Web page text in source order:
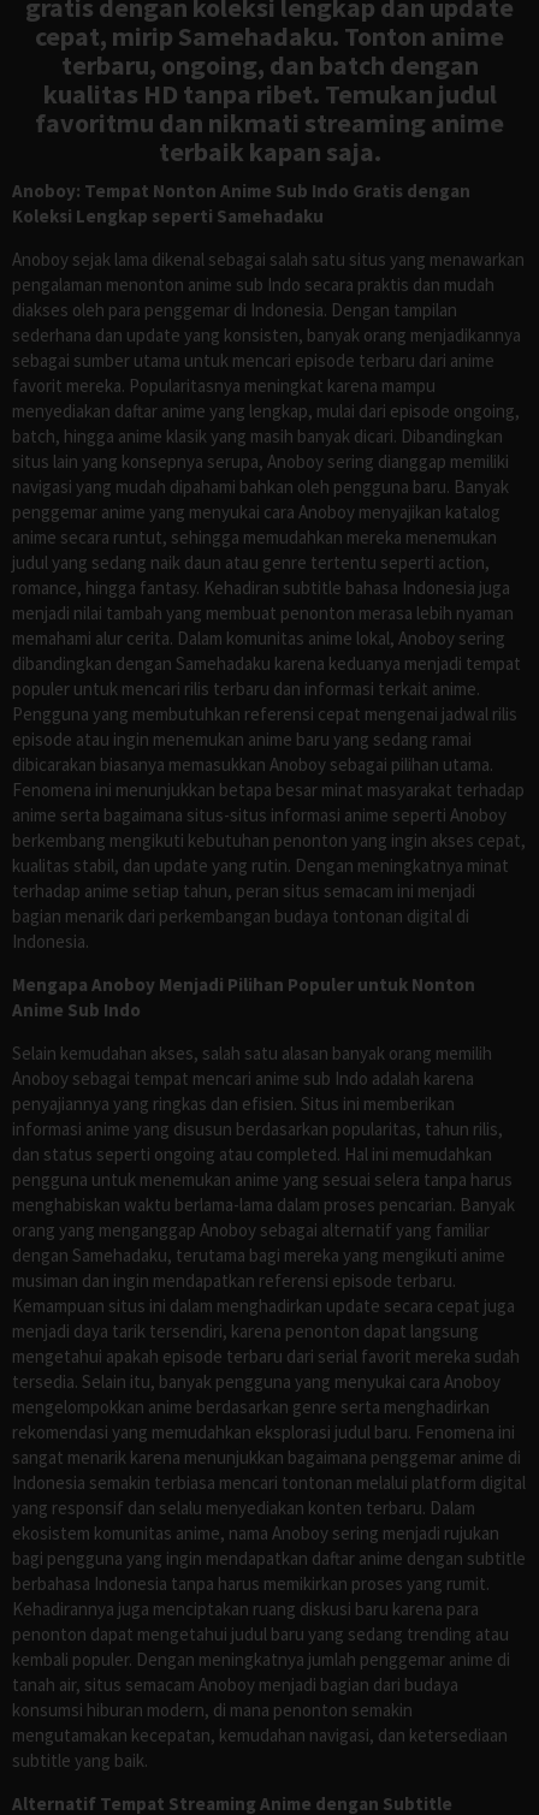
gratis dengan koleksi lengkap dan update
cepat, mirip Samehadaku. Tonton anime
terbaru, ongoing, dan batch dengan
kualitas HD tanpa ribet. Temukan judul
favoritmu dan nikmati streaming anime
terbaik kapan saja.
Anoboy: Tempat Nonton Anime Sub Indo Gratis dengan
Koleksi Lengkap seperti Samehadaku
Anoboy sejak lama dikenal sebagai salah satu situs yang menawarkan
pengalaman menonton anime sub Indo secara praktis dan mudah
diakses oleh para penggemar di Indonesia. Dengan tampilan
sederhana dan update yang konsisten, banyak orang menjadikannya
sebagai sumber utama untuk mencari episode terbaru dari anime
favorit mereka. Popularitasnya meningkat karena mampu
menyediakan daftar anime yang lengkap, mulai dari episode ongoing,
batch, hingga anime klasik yang masih banyak dicari. Dibandingkan
situs lain yang konsepnya serupa, Anoboy sering dianggap memiliki
navigasi yang mudah dipahami bahkan oleh pengguna baru. Banyak
penggemar anime yang menyukai cara Anoboy menyajikan katalog
anime secara runtut, sehingga memudahkan mereka menemukan
judul yang sedang naik daun atau genre tertentu seperti action,
romance, hingga fantasy. Kehadiran subtitle bahasa Indonesia juga
menjadi nilai tambah yang membuat penonton merasa lebih nyaman
memahami alur cerita. Dalam komunitas anime lokal, Anoboy sering
dibandingkan dengan Samehadaku karena keduanya menjadi tempat
populer untuk mencari rilis terbaru dan informasi terkait anime.
Pengguna yang membutuhkan referensi cepat mengenai jadwal rilis
episode atau ingin menemukan anime baru yang sedang ramai
dibicarakan biasanya memasukkan Anoboy sebagai pilihan utama.
Fenomena ini menunjukkan betapa besar minat masyarakat terhadap
anime serta bagaimana situs-situs informasi anime seperti Anoboy
berkembang mengikuti kebutuhan penonton yang ingin akses cepat,
kualitas stabil, dan update yang rutin. Dengan meningkatnya minat
terhadap anime setiap tahun, peran situs semacam ini menjadi
bagian menarik dari perkembangan budaya tontonan digital di
Indonesia.
Mengapa Anoboy Menjadi Pilihan Populer untuk Nonton
Anime Sub Indo
Selain kemudahan akses, salah satu alasan banyak orang memilih
Anoboy sebagai tempat mencari anime sub Indo adalah karena
penyajiannya yang ringkas dan efisien. Situs ini memberikan
informasi anime yang disusun berdasarkan popularitas, tahun rilis,
dan status seperti ongoing atau completed. Hal ini memudahkan
pengguna untuk menemukan anime yang sesuai selera tanpa harus
menghabiskan waktu berlama-lama dalam proses pencarian. Banyak
orang yang menganggap Anoboy sebagai alternatif yang familiar
dengan Samehadaku, terutama bagi mereka yang mengikuti anime
musiman dan ingin mendapatkan referensi episode terbaru.
Kemampuan situs ini dalam menghadirkan update secara cepat juga
menjadi daya tarik tersendiri, karena penonton dapat langsung
mengetahui apakah episode terbaru dari serial favorit mereka sudah
tersedia. Selain itu, banyak pengguna yang menyukai cara Anoboy
mengelompokkan anime berdasarkan genre serta menghadirkan
rekomendasi yang memudahkan eksplorasi judul baru. Fenomena ini
sangat menarik karena menunjukkan bagaimana penggemar anime di
Indonesia semakin terbiasa mencari tontonan melalui platform digital
yang responsif dan selalu menyediakan konten terbaru. Dalam
ekosistem komunitas anime, nama Anoboy sering menjadi rujukan
bagi pengguna yang ingin mendapatkan daftar anime dengan subtitle
berbahasa Indonesia tanpa harus memikirkan proses yang rumit.
Kehadirannya juga menciptakan ruang diskusi baru karena para
penonton dapat mengetahui judul baru yang sedang trending atau
kembali populer. Dengan meningkatnya jumlah penggemar anime di
tanah air, situs semacam Anoboy menjadi bagian dari budaya
konsumsi hiburan modern, di mana penonton semakin
mengutamakan kecepatan, kemudahan navigasi, dan ketersediaan
subtitle yang baik.
Alternatif Tempat Streaming Anime dengan Subtitle